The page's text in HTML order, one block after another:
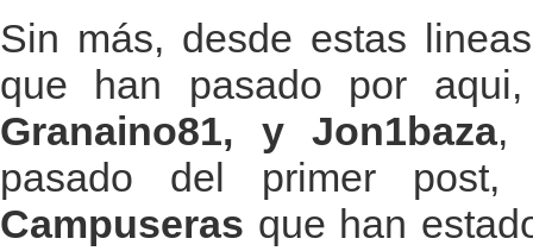
Sin más, desde estas
que han pasado por
Granaino81, y Jon1baza,
pasado del primer
Campuseras que han